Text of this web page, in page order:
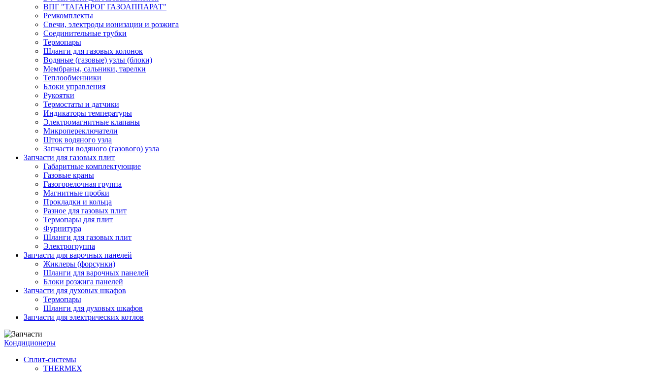
ВПГ "ТАГАНРОГ ГАЗОАППАРАТ"
Ремкомплекты
Свечи, электроды ионизации и розжига
Соединительные трубки
Термопары
Шланги для газовых колонок
Водяные (газовые) узлы (блоки)
Мембраны, сальники, тарелки
Теплообменники
Блоки управления
Рукоятки
Термостаты и датчики
Индикаторы температуры
Электромагнитные клапаны
Микропереключатели
Шток водяного узла
Запчасти водяного (газового) узла
Запчасти для газовых плит
Габаритные комплектующие
Газовые краны
Газогорелочная группа
Магнитные пробки
Прокладки и кольца
Разное для газовых плит
Термопары для плит
Фурнитура
Шланги для газовых плит
Электрогруппа
Запчасти для варочных панелей
Жиклеры (форсунки)
Шланги для варочных панелей
Блоки розжига панелей
Запчасти для духовых шкафов
Термопары
Шланги для духовых шкафов
Запчасти для электрических котлов
Кондиционеры
Сплит-системы
THERMEX